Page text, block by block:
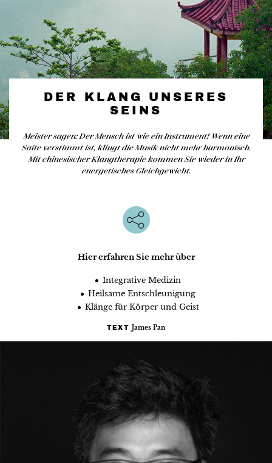
DER KLANG UNSERES
SEINS
Meister sagen: Der Mensch ist wie ein Instrument! Wenn eine
Saite verstimmt ist, klingt die Musik nicht mehr harmonisch.
Mit chinesischer Klangtherapie kommen Sie wieder in Ihr
energetisches Gleichgewicht.
Hier erfahren Sie mehr über
Integrative Medizin
Heilsame Entschleunigung
Klänge für Körper und Geist
TEXT James Pan